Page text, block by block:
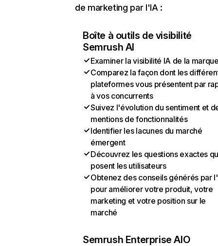
de marketing par l'IA :
Boîte à outils de visibilité
Semrush AI
Examiner la visibilité IA de la
Comparez la façon dont les
plateformes vous présentent par
à vos concurrents
Suivez l'évolution du sentiment et
mentions de fonctionnalités
Identifier les lacunes du marché
émergent
Découvrez les questions exactes
posent les utilisateurs
Obtenez des conseils générés par
pour améliorer votre produit, votre
marketing et votre position sur le
marché
Semrush Enterprise AIO